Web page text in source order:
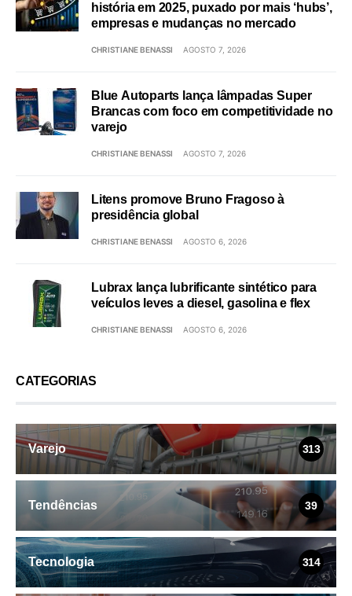
história em 2025, puxado por mais ‘hubs’,
empresas e mudanças no mercado
CHRISTIANE BENASSI AGOSTO 7, 2026
Blue Autoparts lança lâmpadas Super
Brancas com foco em competitividade no
varejo
CHRISTIANE BENASSI AGOSTO 7, 2026
Litens promove Bruno Fragoso à
presidência global
CHRISTIANE BENASSI AGOSTO 6, 2026
Lubrax lança lubrificante sintético para
veículos leves a diesel, gasolina e flex
CHRISTIANE BENASSI AGOSTO 6, 2026
CATEGORIAS
Varejo 313
Tendências 39
Tecnologia 314